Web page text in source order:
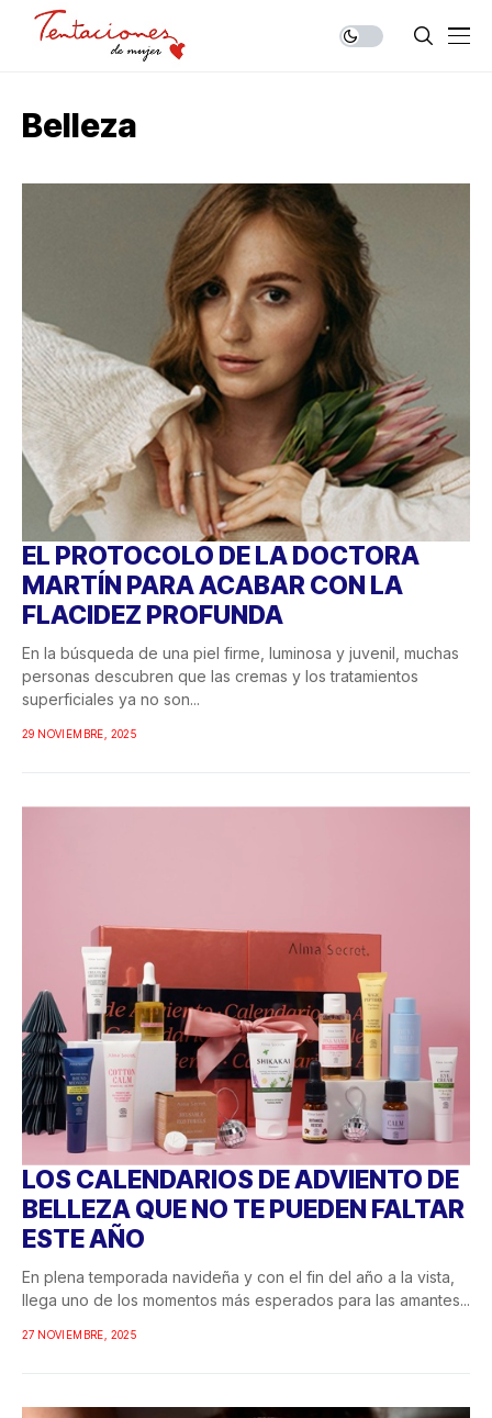
Belleza
EL PROTOCOLO DE LA DOCTORA
MARTÍN PARA ACABAR CON LA
FLACIDEZ PROFUNDA
En la búsqueda de una piel firme, luminosa y juvenil, muchas
personas descubren que las cremas y los tratamientos
superficiales ya no son...
29 NOVIEMBRE, 2025
LOS CALENDARIOS DE ADVIENTO DE
BELLEZA QUE NO TE PUEDEN FALTAR
ESTE AÑO
En plena temporada navideña y con el fin del año a la vista,
llega uno de los momentos más esperados para las amantes...
27 NOVIEMBRE, 2025